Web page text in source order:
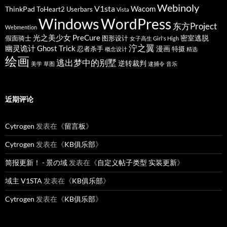
ThinkPad ToHeart2 Userbars V1sta Vista WacomWebinoly
Webmention WindowsWordPress 东方Project
假面骑士 光之美少女 PreCure 图形设计 女子高生 Girl's High 密室逃脱
幽灵诡计 Ghost Trick 忍者杀手 概念设计 泞之翼 漫画 特摄 精选
绘画 美学 草图 逃出梦中的别墅 逆转裁判 逮捕令 音乐
近期评论
Cytrogen 发表在《留言板》
Cytrogen 发表在《KB俱乐部》
简报更新！ - 景の域 发表在《自定义帖子类型 实装更新》
域主 V1STA 发表在《KB俱乐部》
Cytrogen 发表在《KB俱乐部》